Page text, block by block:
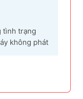
tình trạng
không phát